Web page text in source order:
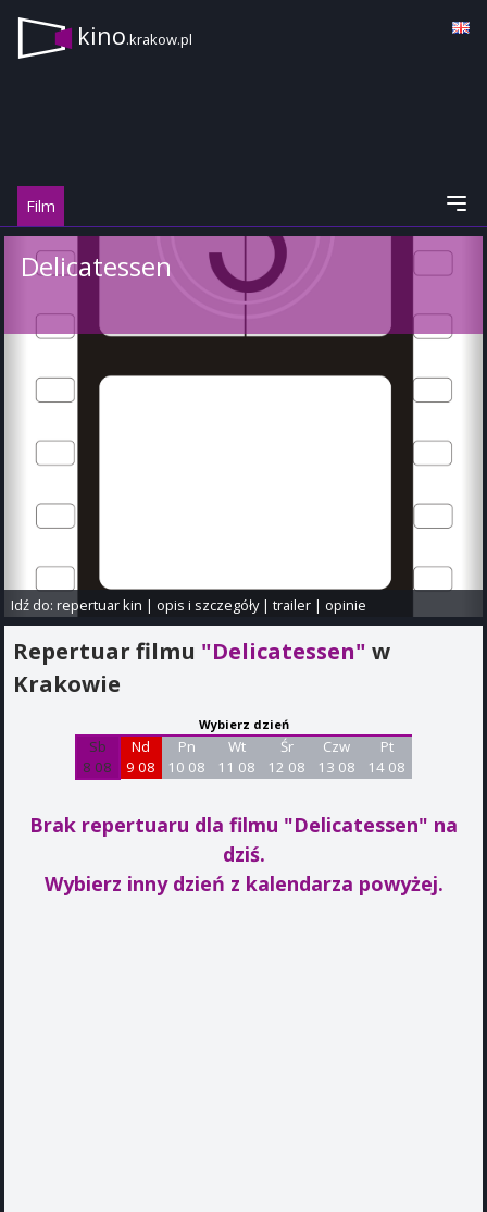
kino.krakow.pl
Film
Delicatessen
Idź do:repertuar kin |opis i szczegóły|trailer |opinie
Repertuar filmu "Delicatessen" w
Krakowie
Wybierz dzień
Sb
8 08
Nd
9 08
Pn
10 08
Wt
11 08
Śr
12 08
Czw
13 08
Pt
14 08
Brak repertuaru dla filmu "Delicatessen" na
dziś.
Wybierz inny dzień z kalendarza powyżej.